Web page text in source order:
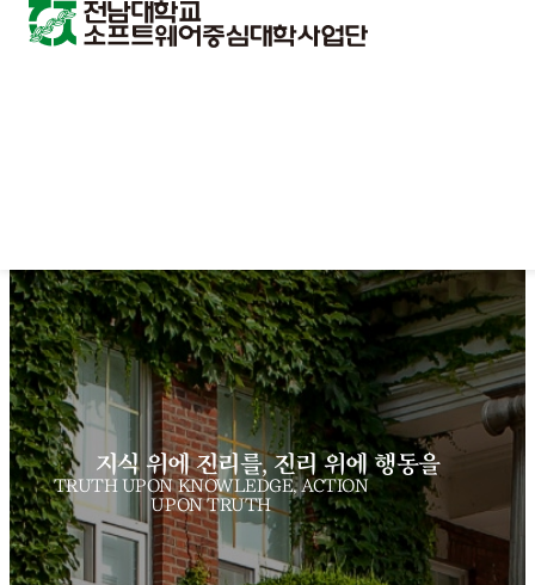
지식 위에 진리를, 진리 위에 행동을
TRUTH UPON KNOWLEDGE, ACTION
UPON TRUTH